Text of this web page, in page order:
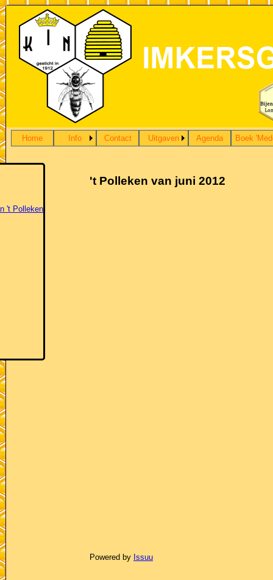
Home Info Contact Uitgaven Agenda Boek
't Polleken
't Polleken van juni 2012
Powered by Issuu